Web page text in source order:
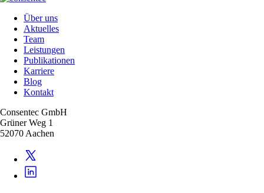
Über uns
Aktuelles
Team
Leistungen
Publikationen
Karriere
Blog
Kontakt
Consentec GmbH
Grüner Weg 1
52070 Aachen